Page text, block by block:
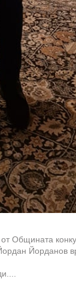
Общината
Йорданов